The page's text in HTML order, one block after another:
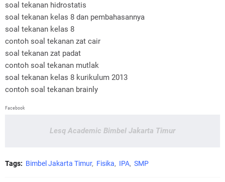
soal tekanan hidrostatis
soal tekanan kelas 8 dan pembahasannya
soal tekanan kelas 8
contoh soal tekanan zat cair
soal tekanan zat padat
contoh soal tekanan mutlak
soal tekanan kelas 8 kurikulum 2013
contoh soal tekanan brainly
Facebook
Lesq Academic Bimbel Jakarta Timur
Tags: Bimbel Jakarta Timur Fisika IPA SMP